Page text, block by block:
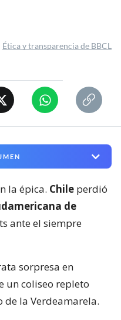
Ética y transparencia de BBCL
la épica. Chile perdió
de
ante el siempre
sorpresa en
un coliseo repleto
la Verdeamarela.